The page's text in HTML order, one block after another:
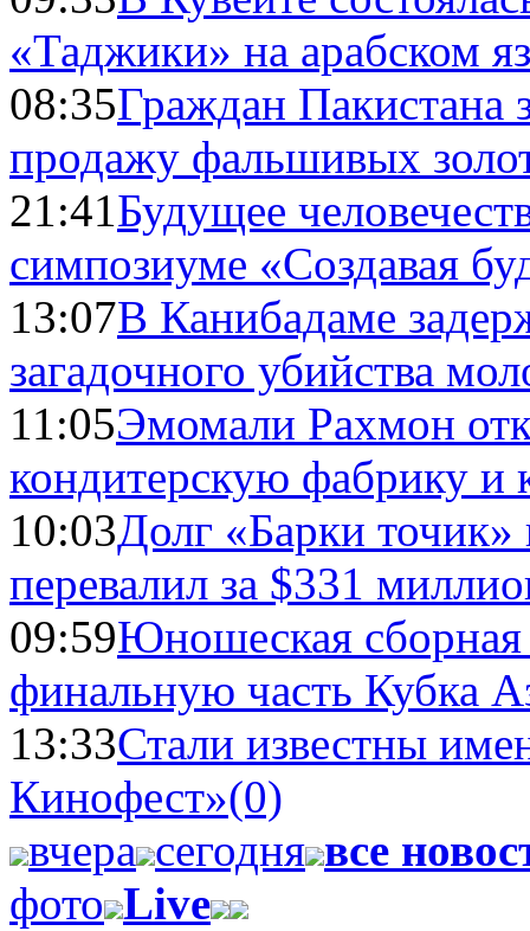
«Таджики» на арабском
08:35Граждан Пакистана
продажу фальшивых
21:41Будущее
симпозиуме «Создавая
13:07В Канибадаме
загадочного убийства
11:05Эмомали Рахмон
кондитерскую фабрику и
10:03Долг «Барки
перевалил за $331
09:59Юношеская
финальную часть Кубка
13:33Стали известны
Кинофест»(0)
вчера сегодня все
фото Live